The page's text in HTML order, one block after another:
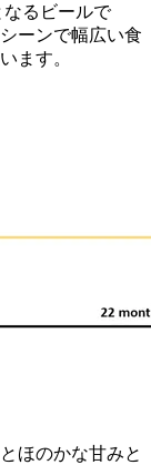
るビールで
ーンで幅広い食
ます。
ほのかな甘みと